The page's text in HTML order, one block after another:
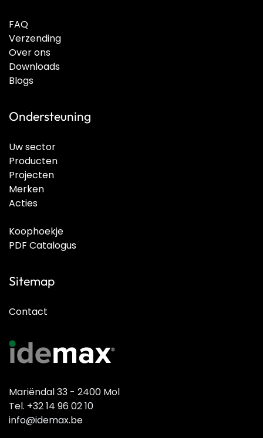
FAQ
Verzending
Over ons
Downloads
Blogs
Ondersteuning
Uw sector
Producten
Projecten
Merken
Acties
Koophoekje
PDF Catalogus
Sitemap
Contact
Mariëndal 33 - 2400 Mol
Tel. +32 14 96 02 10
info@idemax.be